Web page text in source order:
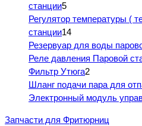
станции5
Регулятор температуры (
станции14
Резервуар для воды
Реле давления Паровой
Фильтр Утюга2
Шланг подачи пара для
Электронный модуль
Запчасти для Фритюрниц